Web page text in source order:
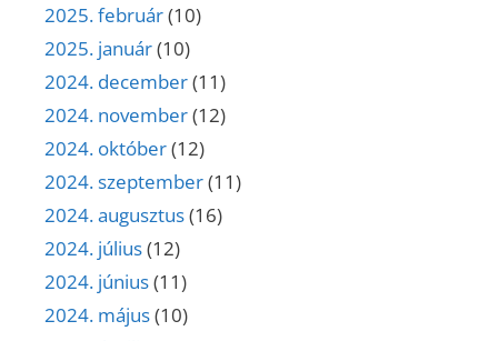
2025. február(10)
2025. január(10)
2024. december(11)
2024. november(12)
2024. október(12)
2024. szeptember(11)
2024. augusztus(16)
2024. július(12)
2024. június(11)
2024. május(10)